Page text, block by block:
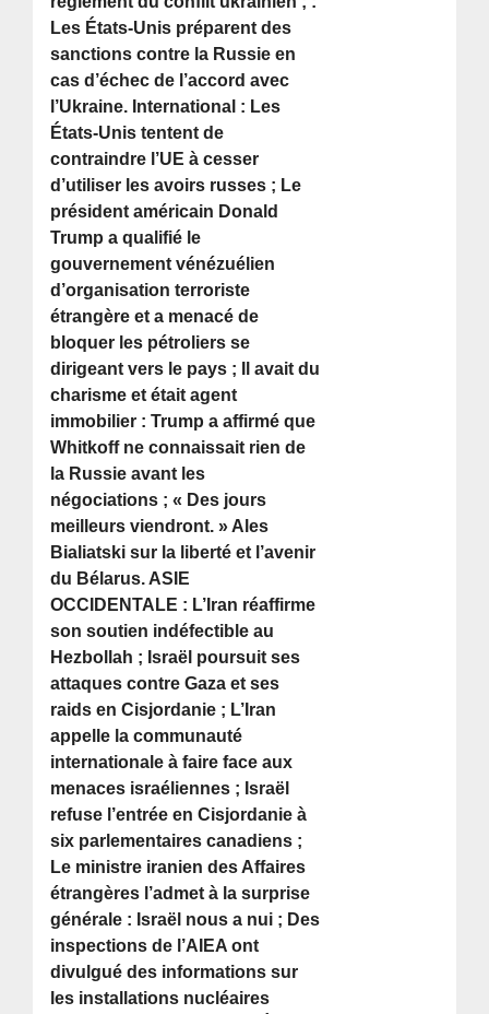
Les États-Unis préparent des
sanctions contre la Russie en
cas d’échec de l’accord avec
l’Ukraine. International : Les
États-Unis tentent de
contraindre l’UE à cesser
d’utiliser les avoirs russes ; Le
président américain Donald
Trump a qualifié le
gouvernement vénézuélien
d’organisation terroriste
étrangère et a menacé de
bloquer les pétroliers se
dirigeant vers le pays ; Il avait du
charisme et était agent
immobilier : Trump a affirmé que
Whitkoff ne connaissait rien de
la Russie avant les
négociations ; « Des jours
meilleurs viendront. » Ales
Bialiatski sur la liberté et l’avenir
du Bélarus. ASIE
OCCIDENTALE : L’Iran réaffirme
son soutien indéfectible au
Hezbollah ; Israël poursuit ses
attaques contre Gaza et ses
raids en Cisjordanie ; L’Iran
appelle la communauté
internationale à faire face aux
menaces israéliennes ; Israël
refuse l’entrée en Cisjordanie à
six parlementaires canadiens ;
Le ministre iranien des Affaires
étrangères l’admet à la surprise
générale : Israël nous a nui ; Des
inspections de l’AIEA ont
divulgué des informations sur
les installations nucléaires